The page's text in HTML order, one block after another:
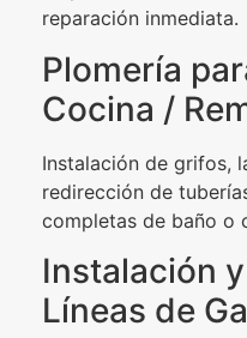
reparación inmediata.
Plomería
Cocina /
Instalación de grifos,
redirección de
completas de baño o
Instalación
Líneas de